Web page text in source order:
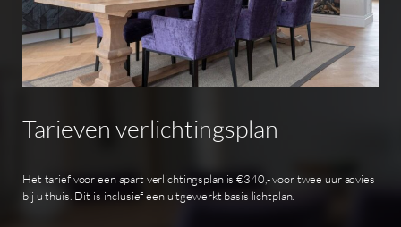
Tarieven verlichtingsplan
Het tarief voor een apart verlichtingsplan is €340,- voor twee uur advies
bij u thuis. Dit is inclusief een uitgewerkt basis lichtplan.